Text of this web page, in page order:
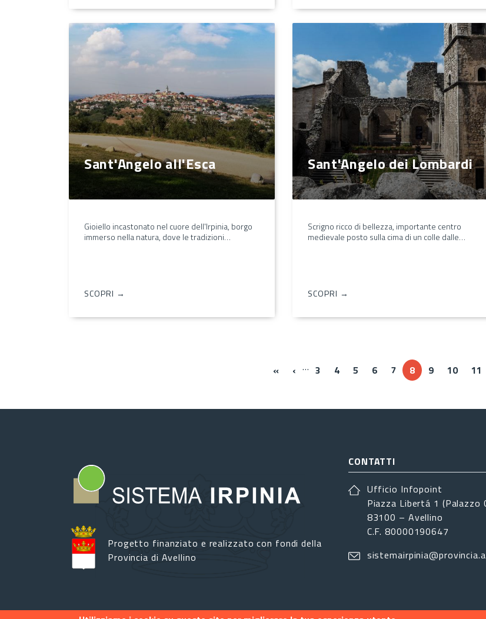
Sant'Angelo all'Esca
Gioiello incastonato nel cuore dell'Irpinia, borgo
immerso nella natura, dove le tradizioni…
SCOPRI →
Sant'Angelo dei Lombardi
Scrigno ricco di bellezza, importante centro
medievale posto sulla cima di un colle dalle…
SCOPRI →
« « Prima
‹‹‹ … 3 4 5 6 7 8 9 10 11
Progetto finanziato e realizzato con fondi della
Provincia di Avellino
CONTATTI
Ufficio Infopoint
Piazza Libertá 1 (Palazzo
83100 – Avellino
C.F. 80000190647